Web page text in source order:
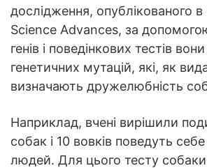
дослідження, опублікованого в
Science Advances, за
генів і поведінкових тестів
генетичних мутацій, які, як
визначають дружелюбність
Наприклад, вчені вирішили
собак і 10 вовків поведуть себе
людей. Для цього тесту собаки